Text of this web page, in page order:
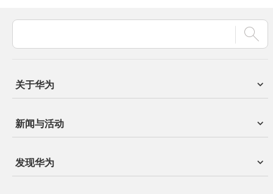
关于华为
新闻与活动
发现华为